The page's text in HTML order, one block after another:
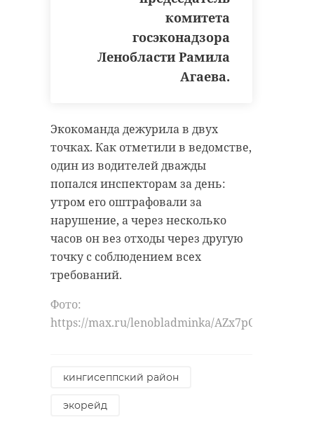
комитета
госэконадзора
Ленобласти Рамила
Агаева.
Экокоманда дежурила в двух
точках. Как отметили в ведомстве,
один из водителей дважды
попался инспекторам за день:
утром его оштрафовали за
нарушение, а через несколько
часов он вез отходы через другую
точку с соблюдением всех
требований.
Фото:
https://max.ru/lenobladminka/AZx7pCkBRo0
кингисеппский район
экорейд